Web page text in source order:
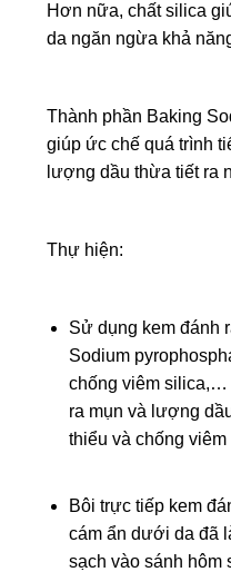
Hơn nữa, chất silica
da ngăn ngừa khả
Thành phần Baking
giúp ức chế quá trình
lượng dầu thừa tiết ra
Thự hiện:
Sử dụng kem đánh
Sodium
chống viêm silica,…
ra mụn và lượng
thiểu và chống viêm
Bôi trực tiếp kem
cám ẩn dưới da đã
sạch vào sánh hôm